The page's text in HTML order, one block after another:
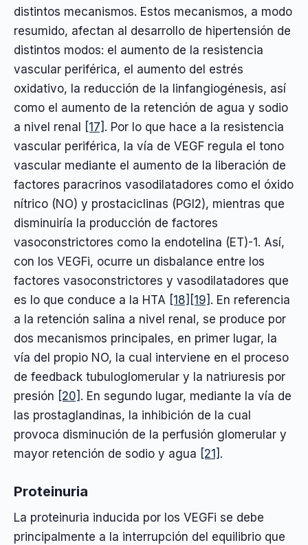
distintos mecanismos. Estos mecanismos, a modo
resumido, afectan al desarrollo de hipertensión de
distintos modos: el aumento de la resistencia
vascular periférica, el aumento del estrés
oxidativo, la reducción de la linfangiogénesis, así
como el aumento de la retención de agua y sodio
a nivel renal [17] . Por lo que hace a la resistencia
vascular periférica, la vía de VEGF regula el tono
vascular mediante el aumento de la liberación de
factores paracrinos vasodilatadores como el óxido
nítrico (NO) y prostaciclinas (PGI2), mientras que
disminuiría la producción de factores
vasoconstrictores como la endotelina (ET)-1. Así,
con los VEGFi, ocurre un disbalance entre los
factores vasoconstrictores y vasodilatadores que
es lo que conduce a la HTA [18] [19] . En referencia
a la retención salina a nivel renal, se produce por
dos mecanismos principales, en primer lugar, la
vía del propio NO, la cual interviene en el proceso
de feedback tubuloglomerular y la natriuresis por
presión [20] . En segundo lugar, mediante la vía de
las prostaglandinas, la inhibición de la cual
provoca disminución de la perfusión glomerular y
mayor retención de sodio y agua [21] .
Proteinuria
La proteinuria inducida por los VEGFi se debe
principalmente a la interrupción del equilibrio que